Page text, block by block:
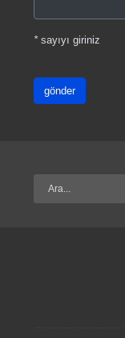
*sayıyı giriniz
gönder